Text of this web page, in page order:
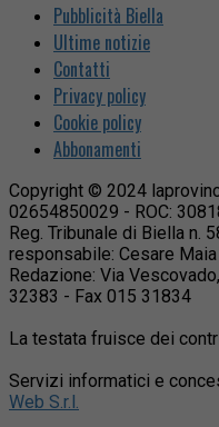
Pubblicità Biella
Ultime notizie
Contatti
Privacy policy
Cookie policy
Abbonamenti
Copyright © 2024
02654850029 - ROC:
Reg. Tribunale di Biella n.
responsabile: Cesare Maia
Redazione: Via
32383 - Fax 015 31834
La testata fruisce dei
Servizi informatici e
Web S.r.l.